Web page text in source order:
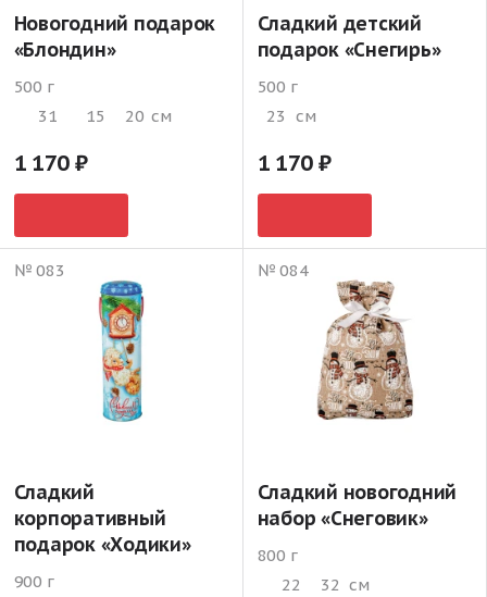
Новогодний подарок
«Блондин»
500 г
31
15 20 см
1 170
Сладкий детский
подарок «Снегирь»
500 г
23 см
1 170
№ 083
Сладкий
корпоративный
подарок «Ходики»
900 г
№ 084
Сладкий новогодний
набор «Снеговик»
800 г
22
32 см